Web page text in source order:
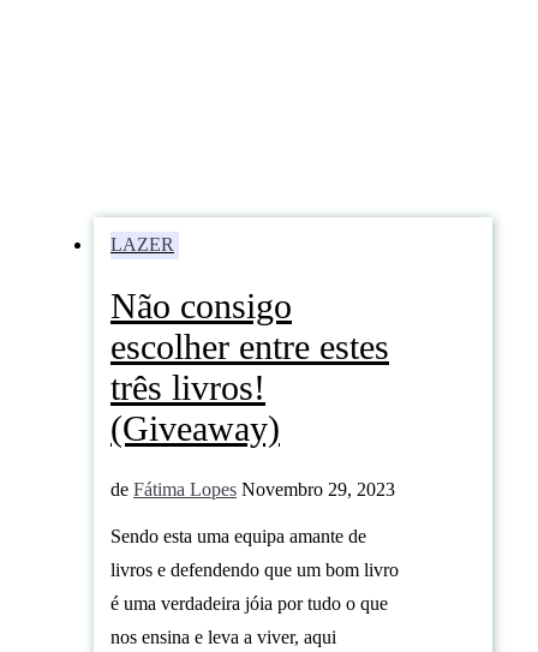
LAZER
Não consigo
escolher entre estes
três livros!
(Giveaway)
de Fátima Lopes Novembro 29, 2023
Sendo esta uma equipa amante de
livros e defendendo que um bom livro
é uma verdadeira jóia por tudo o que
nos ensina e leva a viver, aqui